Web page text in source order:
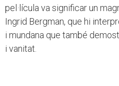
pel·lícula va significar un
Ingrid Bergman, que hi
i mundana que també
i vanitat.